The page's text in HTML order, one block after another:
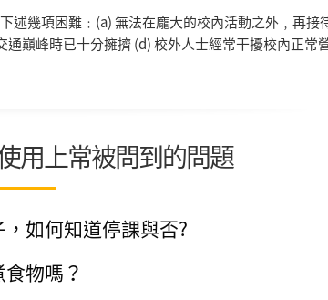
述幾項困難﹕(a) 無法在龐大的校內活動之外﹐再接
巔峰時已十分擁擠 (d) 校外人士經常干擾校內正常
用上常被問到的問題
如何知道停課與否?
物嗎？